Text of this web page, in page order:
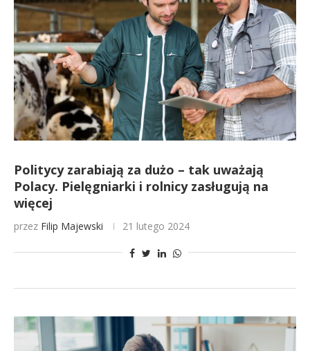
Politycy zarabiają za dużo – tak uważają
Polacy. Pielęgniarki i rolnicy zasługują na
więcej
przez Filip Majewski 21 lutego 2024